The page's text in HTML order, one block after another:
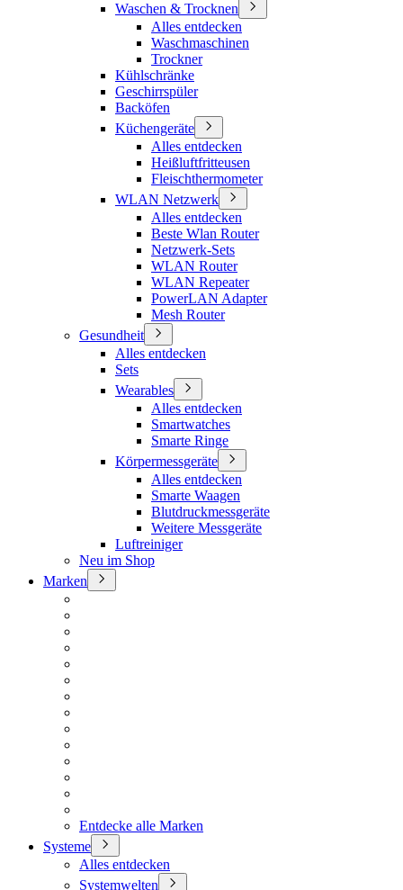
Waschen & Trocknen
Alles entdecken
Waschmaschinen
Trockner
Kühlschränke
Geschirrspüler
Backöfen
Küchengeräte
Alles entdecken
Heißluftfritteusen
Fleischthermometer
WLAN Netzwerk
Alles entdecken
Beste Wlan Router
Netzwerk-Sets
WLAN Router
WLAN Repeater
PowerLAN Adapter
Mesh Router
Gesundheit
Alles entdecken
Sets
Wearables
Alles entdecken
Smartwatches
Smarte Ringe
Körpermessgeräte
Alles entdecken
Smarte Waagen
Blutdruckmessgeräte
Weitere Messgeräte
Luftreiniger
Neu im Shop
Marken
Entdecke alle Marken
Systeme
Alles entdecken
Systemwelten